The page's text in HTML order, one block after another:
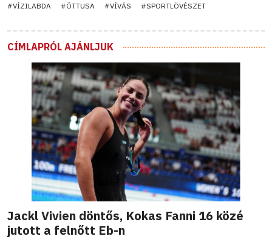
#VÍZILABDA #ÖTTUSA #VÍVÁS #SPORTLÖVÉSZET
CÍMLAPRÓL AJÁNLJUK
Jackl Vivien döntős, Kokas Fanni 16 közé
jutott a felnőtt Eb-n